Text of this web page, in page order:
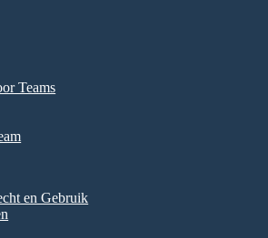
Teams
en Gebruik